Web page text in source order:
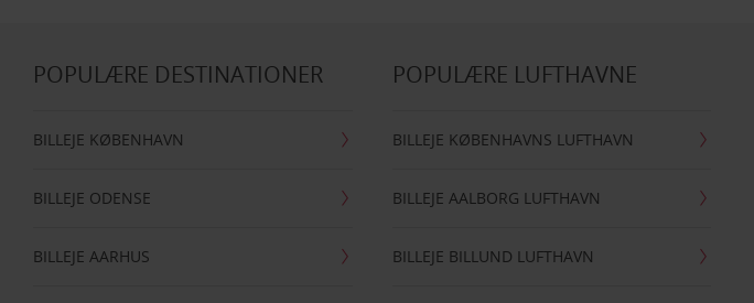
POPULÆRE DESTINATIONER
BILLEJE KØBENHAVN
BILLEJE ODENSE
BILLEJE AARHUS
POPULÆRE LUFTHAVNE
BILLEJE KØBENHAVNS LUFTHAVN
BILLEJE AALBORG LUFTHAVN
BILLEJE BILLUND LUFTHAVN